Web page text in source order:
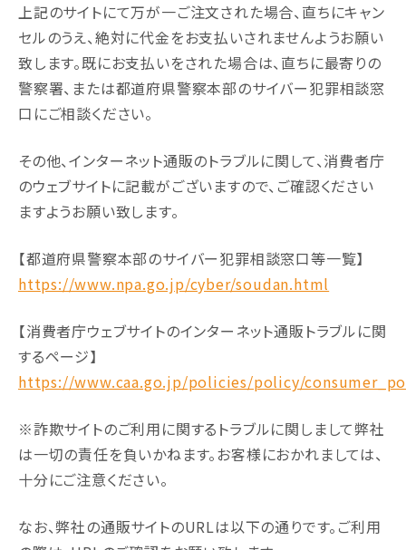
上記のサイトにて万が一ご注文された場合、直ちにキャン
セルのうえ、絶対に代金をお支払いされませんようお願い
致します。既にお支払いをされた場合は、直ちに最寄りの
警察署、または都道府県警察本部のサイバー犯罪相談窓
口にご相談ください。
その他、インターネット通販のトラブルに関して、消費者庁
のウェブサイトに記載がございますので、ご確認ください
ますようお願い致します。
【都道府県警察本部のサイバー犯罪相談窓口等一覧】
https://www.npa.go.jp/cyber/soudan.html
【消費者庁ウェブサイトのインターネット通販トラブルに関
するページ】
https://www.caa.go.jp/policies/policy/
※詐欺サイトのご利用に関するトラブルに関しまして弊社
は一切の責任を負いかねます。お客様におかれましては、
十分にご注意ください。
なお、弊社の通販サイトのURLは以下の通りです。ご利用